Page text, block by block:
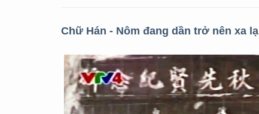
Chữ Hán - Nôm đang dần trở nên xa lạ